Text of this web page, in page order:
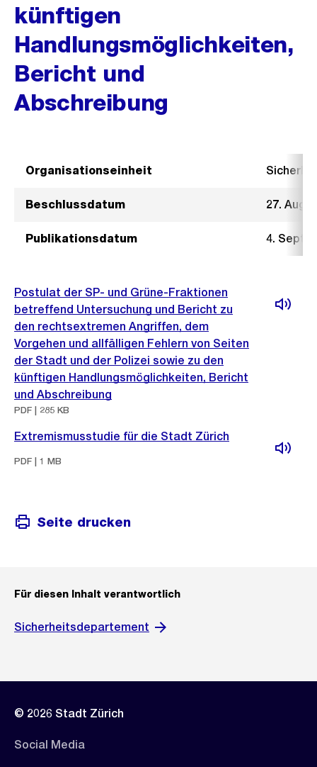
künftigen
Handlungsmöglichkeiten,
Bericht und
Abschreibung
Organisationseinheit
Beschlussdatum 27.
Publikationsdatum 4.
Postulat der SP- und Grüne-Fraktionen
betreffend Untersuchung und Bericht zu
den rechtsextremen Angriffen, dem
Vorgehen und allfälligen Fehlern von Seiten
der Stadt und der Polizei sowie zu den
künftigen Handlungsmöglichkeiten, Bericht
und Abschreibung
PDF | 285 KB
Extremismusstudie für die Stadt Zürich
PDF | 1 MB
Seite drucken
Für diesen Inhalt verantwortlich
Sicherheitsdepartement
© 2026 Stadt Zürich
Social Media